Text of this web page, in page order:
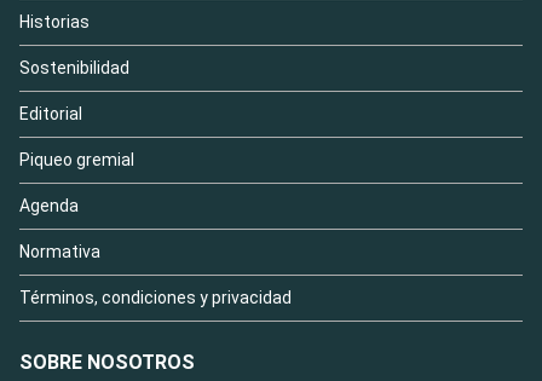
Historias
Sostenibilidad
Editorial
Piqueo gremial
Agenda
Normativa
Términos, condiciones y privacidad
SOBRE NOSOTROS